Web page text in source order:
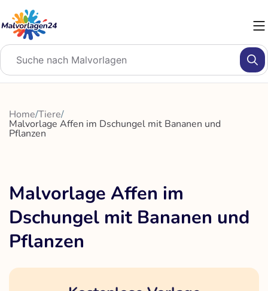
Inhalt
springen
Home/Tiere/
Malvorlage Affen im Dschungel mit Bananen und
Pflanzen
Malvorlage Affen im
Dschungel mit Bananen und
Pflanzen